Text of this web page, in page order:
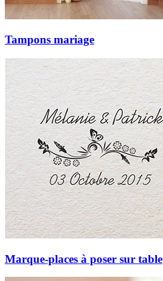
Tampons mariage
Marque-places à poser sur table